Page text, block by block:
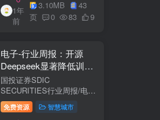
望.…82.1、周涨幅排行…
2.2、行业重点公司估值水平
1年
前
3.10MB
43
页
0 83 9
电子-行业周报：开源
Deepseek显著降低训练
成本，关注推理与AI终端
进展
国投证券SDIC
SECURITIES行业周报/电于
目内容目录1.本周新闻一
览.42.行业数据跟踪.…62.1.
免费资源 智慧城市